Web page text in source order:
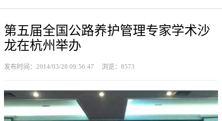
第五届全国公路养护管理专家学术沙
龙在杭州举办
发布时间：2014/03/28 09:56:47 浏览： 8573